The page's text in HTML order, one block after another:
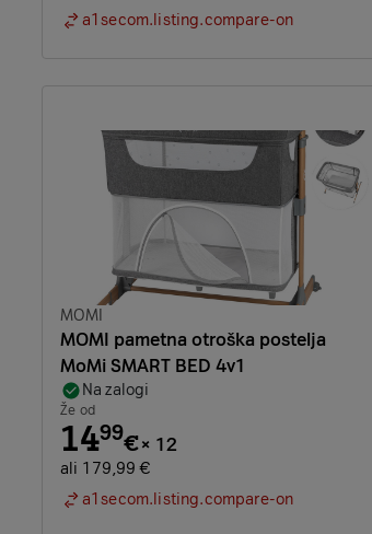
a1secom.listing.compare-on
Znamka:
MOMI
MOMI pametna otroška postelja
MoMi SMART BED 4v1
Na zalogi
Že od
1499€× 12
ali 179,99 €
a1secom.listing.compare-on